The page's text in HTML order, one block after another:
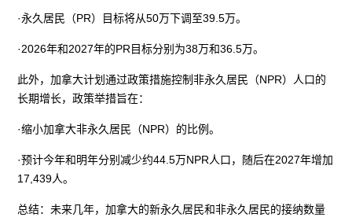
·永久居民（PR）目标将从50万下调至39.5万。
·2026年和2027年的PR目标分别为38万和36.5万。
此外，加拿大计划通过政策措施控制非永久居民（NPR）人口的
长期增长，政策举措旨在：
·缩小加拿大非永久居民（NPR）的比例。
·预计今年和明年分别减少约44.5万NPR人口，随后在2027年增加
17,439人。
总结：未来几年，加拿大的新永久居民和非永久居民的接纳数量